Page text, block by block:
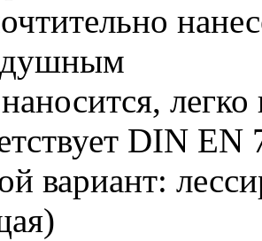
DIN EN
вариант: